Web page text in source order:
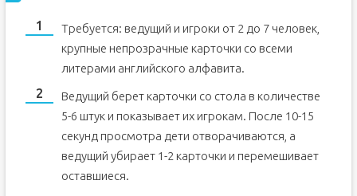
Требуется: ведущий и игроки от 2 до 7 человек,
крупные непрозрачные карточки со всеми
литерами английского алфавита.
Ведущий берет карточки со стола в количестве
5-6 штук и показывает их игрокам. После 10-15
секунд просмотра дети отворачиваются, а
ведущий убирает 1-2 карточки и перемешивает
оставшиеся.